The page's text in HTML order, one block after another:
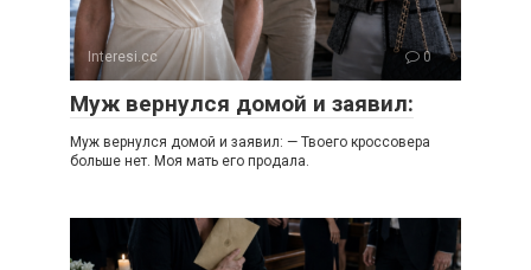
Interesi.cc 0
Муж вернулся домой и заявил:
Муж вернулся домой и заявил: — Твоего кроссовера
больше нет. Моя мать его продала.